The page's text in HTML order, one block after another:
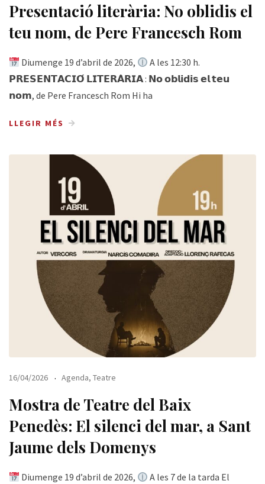
Presentació literària: No oblidis el
teu nom, de Pere Francesch Rom
Diumenge 19 d’abril de 2026,
A les 12:30 h.
𝗣𝗥𝗘𝗦𝗘𝗡𝗧𝗔𝗖𝗜𝗢́ 𝗟𝗜𝗧𝗘𝗥𝗔̀𝗥𝗜𝗔 : 𝗡𝗼 𝗼𝗯𝗹𝗶𝗱𝗶𝘀 𝗲𝗹 𝘁𝗲𝘂
𝗻𝗼𝗺, de Pere Francesch Rom Hi ha
LLEGIR MÉS
16/04/2026 Agenda, Teatre
Mostra de Teatre del Baix
Penedès: El silenci del mar, a Sant
Jaume dels Domenys
Diumenge 19 d’abril de 2026,
A les 7 de la tarda El